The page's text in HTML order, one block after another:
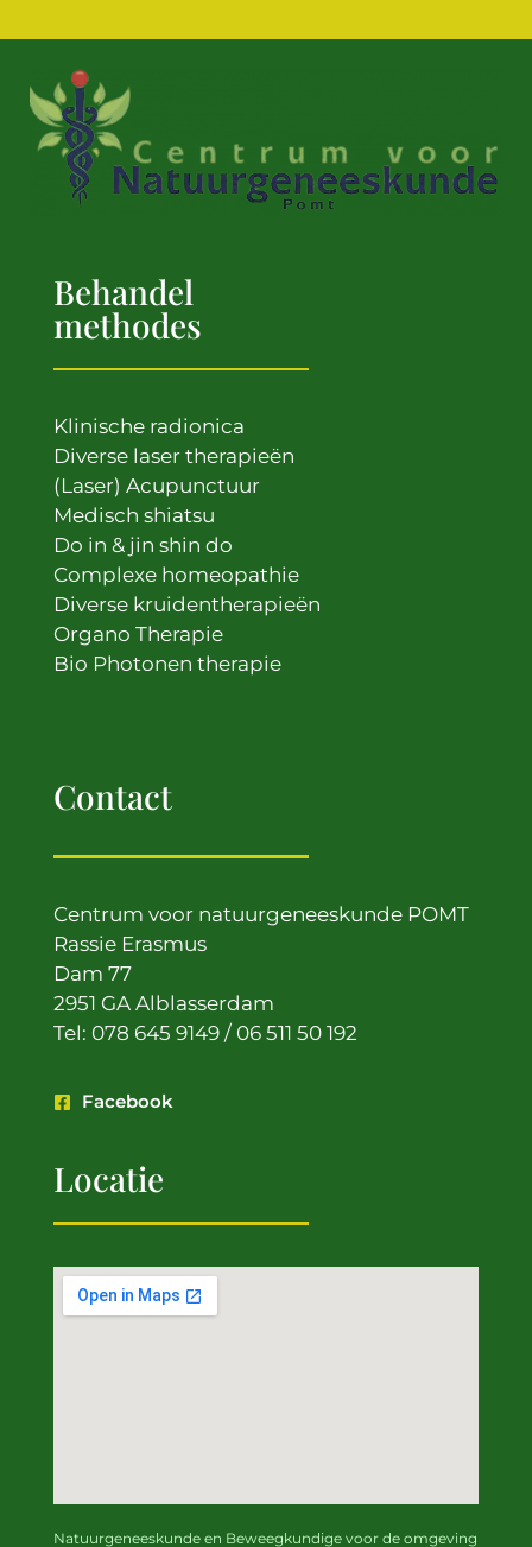
Behandel
methodes
Klinische radionica
Diverse laser therapieën
(Laser) Acupunctuur
Medisch shiatsu
Do in & jin shin do
Complexe homeopathie
Diverse kruidentherapieën
Organo Therapie
Bio Photonen therapie
Contact
Centrum voor natuurgeneeskunde POMT
Rassie Erasmus
Dam 77
2951 GA Alblasserdam
Tel: 078 645 9149 / 06 511 50 192
Facebook
Locatie
Natuurgeneeskunde en Beweegkundige voor de omgeving